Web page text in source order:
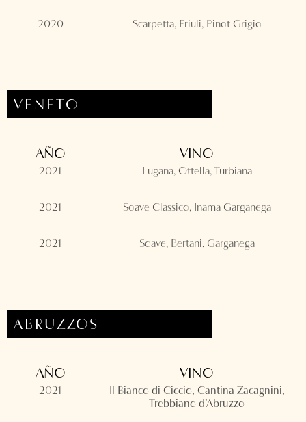
2020 Scarpetta, Friuli, Pinot Grigio
VENETO
AÑO
2021
VINO
Lugana, Ottella, Turbiana
2021 Soave Classico, Inama Garganega
2021 Soave, Bertani, Garganega
ABRUZZOS
AÑO
2021
VINO
Il Bianco di Ciccio, Cantina Zacagnini,
Trebbiano d’Abruzzo